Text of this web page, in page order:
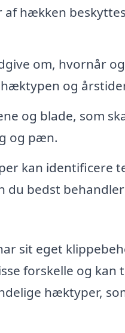
hækken
om, hvornår
og
og blade, som
og pæn.
kan identificere
du bedst
sit eget
forskelle og kan
hæktyper,